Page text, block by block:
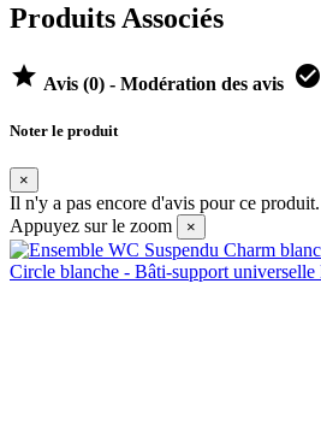
Produits Associés
 Avis (0) - Modération des avis 
Noter le produit
×
Il n'y a pas encore d'avis pour ce produit.
Appuyez sur le zoom
×